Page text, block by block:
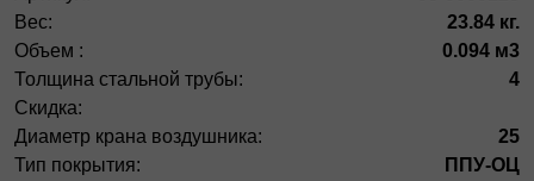
Вес:
23.84 кг.
Объем :
0.094 м3
Толщина стальной трубы:
4
Скидка:
Диаметр крана воздушника:
25
Тип покрытия:
ППУ-ОЦ